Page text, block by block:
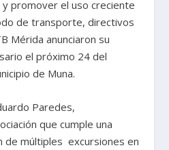
y promover el uso creciente
de transporte, directivos
Mérida anunciaron su
el próximo 24 del
de Muna.
Paredes,
que cumple una
de múltiples excursiones en